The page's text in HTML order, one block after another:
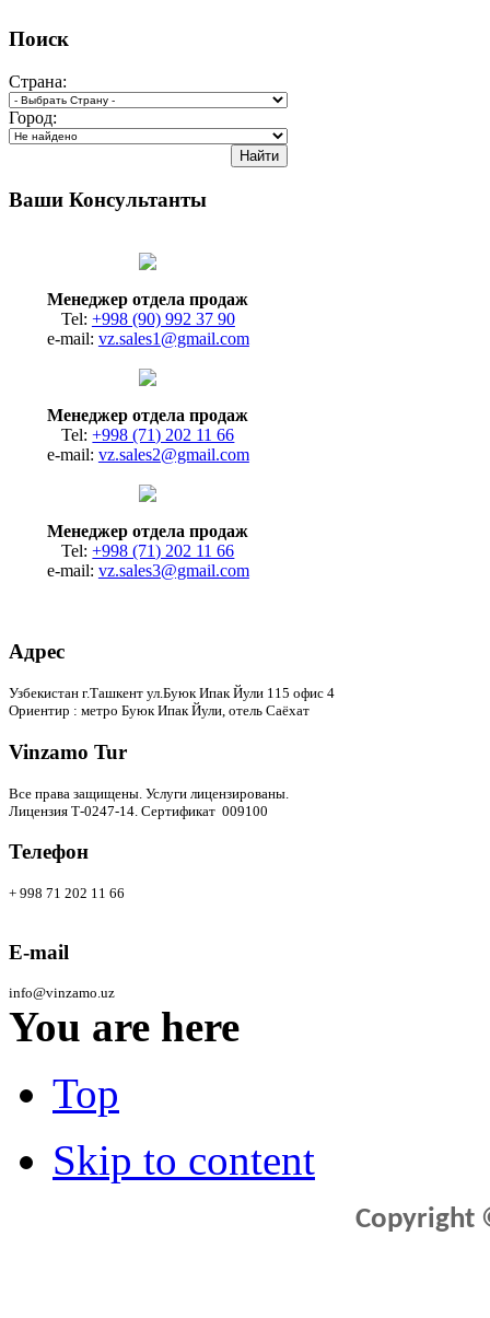
Поиск
Страна:
Город:
Ваши Консультанты
Менеджер отдела продаж
Tel: +998 (90) 992 37 90
e-mail: vz.sales1@gmail.com
Менеджер отдела продаж
Tel:+998 (71) 202 11 66
e-mail: vz.sales2@gmail.com
Менеджер отдела продаж
Tel:+998 (71) 202 11 66
e-mail: vz.sales3@gmail.com
Адрес
Узбекистан г.Ташкент ул.Буюк Ипак Йули 115 офис 4
Ориентир : метро Буюк Ипак Йули, отель Саёхат
Vinzamo Tur
Все права защищены. Услуги лицензированы.
Лицензия Т-0247-14. Сертификат 009100
Телефон
+ 998 71 202 11 66
E-mail
info@vinzamo.uz
You are here
Top
Skip to content
Copyright